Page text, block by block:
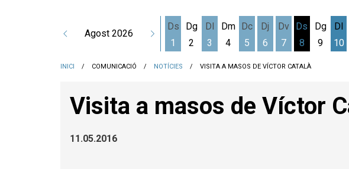
Agost 2026
Ds
1
Dg
2
Dl
3
Dm
4
Dc
5
Dj
6
Dv
7
Ds
8
Dg
9
Dl
10
INICI COMUNICACIÓ NOTÍCIES VISITA A MASOS DE VÍCTOR CATALÀ
Visita a masos de Víctor
11.05.2016